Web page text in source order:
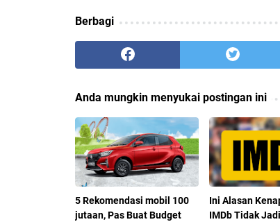
Berbagi
Anda mungkin menyukai postingan ini
5 Rekomendasi mobil 100
jutaan, Pas Buat Budget
Ini Alasan
IMDb Tidak